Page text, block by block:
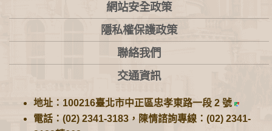
網站安全政策
隱私權保護政策
聯絡我們
交通資訊
地址：100216臺北市中正區忠孝東路一段 2 號
電話：(02) 2341-3183，陳情諮詢專線：(02) 2341-